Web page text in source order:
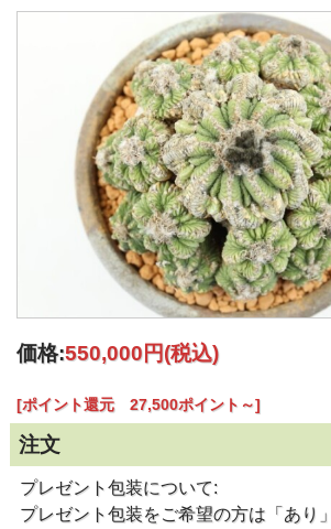
価格:550,000円(税込)
[ポイント還元 27,500ポイント～]
注文
プレゼント包装について:
プレゼント包装をご希望の方は「あり